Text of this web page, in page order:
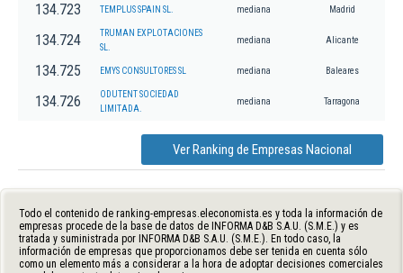
134.723 TEMPLUS SPAIN SL. mediana Madrid
134.724
TRUMAN EXPLOTACIONES
SL.
mediana Alicante
134.725 EMYS CONSULTORES SL mediana Baleares
134.726
ODUTENT SOCIEDAD
LIMITADA.
mediana Tarragona
Ver Ranking de Empresas Nacional
Todo el contenido de ranking-empresas.eleconomista.es y toda la información de
empresas procede de la base de datos de INFORMA D&B S.A.U. (S.M.E.) y es
tratada y suministrada por INFORMA D&B S.A.U. (S.M.E.). En todo caso, la
información de empresas que proporcionamos debe ser tenida en cuenta sólo
como un elemento más a considerar a la hora de adoptar decisiones comerciales